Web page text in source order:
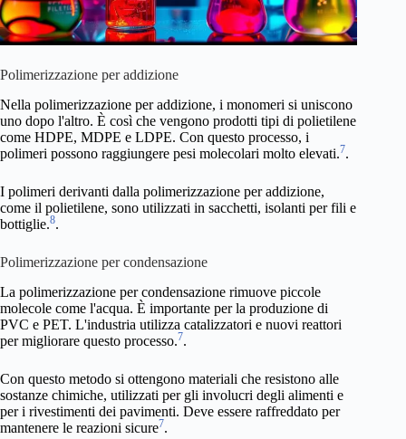
Polimerizzazione per addizione
Nella polimerizzazione per addizione, i monomeri si uniscono
uno dopo l'altro. È così che vengono prodotti tipi di polietilene
come HDPE, MDPE e LDPE. Con questo processo, i
polimeri possono raggiungere pesi molecolari molto elevati.7.
I polimeri derivanti dalla polimerizzazione per addizione,
come il polietilene, sono utilizzati in sacchetti, isolanti per fili e
bottiglie.8.
Polimerizzazione per condensazione
La polimerizzazione per condensazione rimuove piccole
molecole come l'acqua. È importante per la produzione di
PVC e PET. L'industria utilizza catalizzatori e nuovi reattori
per migliorare questo processo.7.
Con questo metodo si ottengono materiali che resistono alle
sostanze chimiche, utilizzati per gli involucri degli alimenti e
per i rivestimenti dei pavimenti. Deve essere raffreddato per
mantenere le reazioni sicure7.